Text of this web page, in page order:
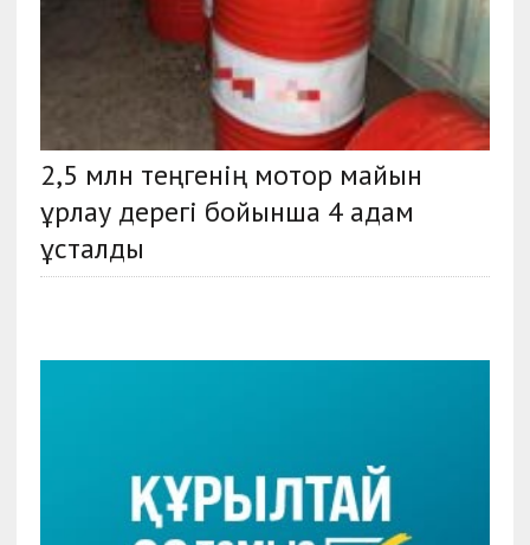
2,5 млн теңгенің мотор майын
ұрлау дерегі бойынша 4 адам
ұсталды